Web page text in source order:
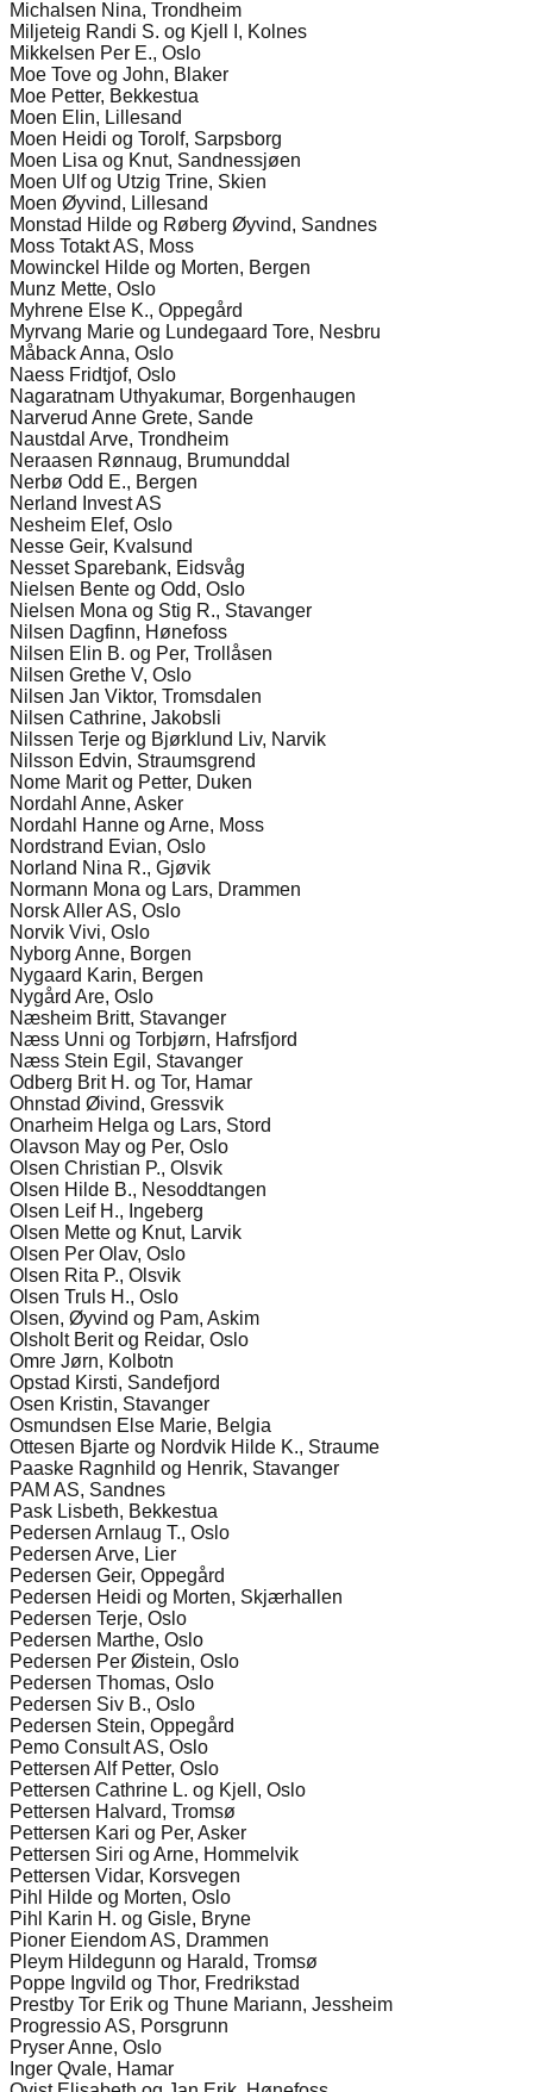
Michalsen Nina, Trondheim
Miljeteig Randi S. og Kjell I, Kolnes
Mikkelsen Per E., Oslo
Moe Tove og John, Blaker
Moe Petter, Bekkestua
Moen Elin, Lillesand
Moen Heidi og Torolf, Sarpsborg
Moen Lisa og Knut, Sandnessjøen
Moen Ulf og Utzig Trine, Skien
Moen Øyvind, Lillesand
Monstad Hilde og Røberg Øyvind, Sandnes
Moss Totakt AS, Moss
Mowinckel Hilde og Morten, Bergen
Munz Mette, Oslo
Myhrene Else K., Oppegård
Myrvang Marie og Lundegaard Tore, Nesbru
Måback Anna, Oslo
Naess Fridtjof, Oslo
Nagaratnam Uthyakumar, Borgenhaugen
Narverud Anne Grete, Sande
Naustdal Arve, Trondheim
Neraasen Rønnaug, Brumunddal
Nerbø Odd E., Bergen
Nerland Invest AS
Nesheim Elef, Oslo
Nesse Geir, Kvalsund
Nesset Sparebank, Eidsvåg
Nielsen Bente og Odd, Oslo
Nielsen Mona og Stig R., Stavanger
Nilsen Dagfinn, Hønefoss
Nilsen Elin B. og Per, Trollåsen
Nilsen Grethe V, Oslo
Nilsen Jan Viktor, Tromsdalen
Nilsen Cathrine, Jakobsli
Nilssen Terje og Bjørklund Liv, Narvik
Nilsson Edvin, Straumsgrend
Nome Marit og Petter, Duken
Nordahl Anne, Asker
Nordahl Hanne og Arne, Moss
Nordstrand Evian, Oslo
Norland Nina R., Gjøvik
Normann Mona og Lars, Drammen
Norsk Aller AS, Oslo
Norvik Vivi, Oslo
Nyborg Anne, Borgen
Nygaard Karin, Bergen
Nygård Are, Oslo
Næsheim Britt, Stavanger
Næss Unni og Torbjørn, Hafrsfjord
Næss Stein Egil, Stavanger
Odberg Brit H. og Tor, Hamar
Ohnstad Øivind, Gressvik
Onarheim Helga og Lars, Stord
Olavson May og Per, Oslo
Olsen Christian P., Olsvik
Olsen Hilde B., Nesoddtangen
Olsen Leif H., Ingeberg
Olsen Mette og Knut, Larvik
Olsen Per Olav, Oslo
Olsen Rita P., Olsvik
Olsen Truls H., Oslo
Olsen, Øyvind og Pam, Askim
Olsholt Berit og Reidar, Oslo
Omre Jørn, Kolbotn
Opstad Kirsti, Sandefjord
Osen Kristin, Stavanger
Osmundsen Else Marie, Belgia
Ottesen Bjarte og Nordvik Hilde K., Straume
Paaske Ragnhild og Henrik, Stavanger
PAM AS, Sandnes
Pask Lisbeth, Bekkestua
Pedersen Arnlaug T., Oslo
Pedersen Arve, Lier
Pedersen Geir, Oppegård
Pedersen Heidi og Morten, Skjærhallen
Pedersen Terje, Oslo
Pedersen Marthe, Oslo
Pedersen Per Øistein, Oslo
Pedersen Thomas, Oslo
Pedersen Siv B., Oslo
Pedersen Stein, Oppegård
Pemo Consult AS, Oslo
Pettersen Alf Petter, Oslo
Pettersen Cathrine L. og Kjell, Oslo
Pettersen Halvard, Tromsø
Pettersen Kari og Per, Asker
Pettersen Siri og Arne, Hommelvik
Pettersen Vidar, Korsvegen
Pihl Hilde og Morten, Oslo
Pihl Karin H. og Gisle, Bryne
Pioner Eiendom AS, Drammen
Pleym Hildegunn og Harald, Tromsø
Poppe Ingvild og Thor, Fredrikstad
Prestby Tor Erik og Thune Mariann, Jessheim
Progressio AS, Porsgrunn
Pryser Anne, Oslo
Inger Qvale, Hamar